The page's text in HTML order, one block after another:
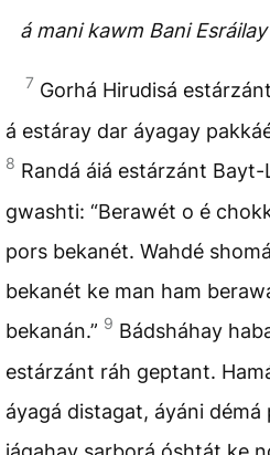
á mani kawm Bani Esráilay
7 Gorhá Hirudisá
á estáray dar áyagay
8 Randá áiá estárzánt
gwashti: “Berawét o é
pors bekanét. Wahdé
bekanét ke man ham
bekanán.” 9 Bádsháhay
estárzánt ráh geptant.
áyagá distagat, áyáni démá